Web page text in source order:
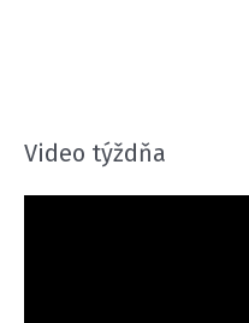
Video týždňa